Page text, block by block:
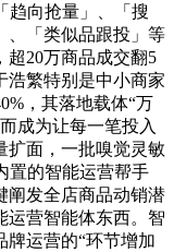
趋向抢量」、「搜
、「类似品跟投」等
超20万商品成交翻5
浩繁特别是中小商家
，其落地载体“万
成为让每一笔投入
扩面，一批嗅觉灵敏
置的智能运营帮手
发全店商品动销潜
运营智能体东西。智
牌运营的“环节增加